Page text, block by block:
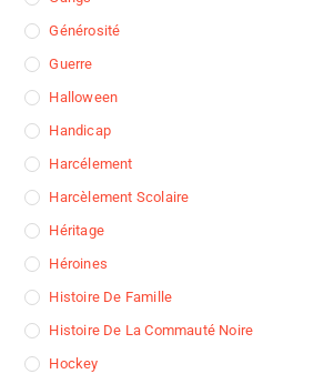
Générosité
Guerre
Halloween
Handicap
Harcélement
Harcèlement Scolaire
Héritage
Héroines
Histoire De Famille
Histoire De La Commauté Noire
Hockey